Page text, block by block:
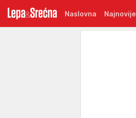
Naslovna Najnovije